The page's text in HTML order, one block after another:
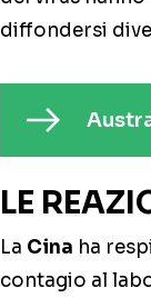
diffondersi
LE
La Cina ha
contagio al